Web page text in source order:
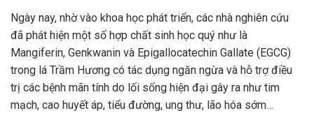
Ngày nay, nhờ vào khoa học phát triển, các nhà nghiên cứu
đã phát hiện một số hợp chất sinh học quý như là
Mangiferin, Genkwanin và Epigallocatechin Gallate (EGCG)
trong lá Trầm Hương có tác dụng ngăn ngừa và hỗ trợ điều
trị các bệnh mãn tính do lối sống hiện đại gây ra như tim
mạch, cao huyết áp, tiểu đường, ung thư, lão hóa sớm…